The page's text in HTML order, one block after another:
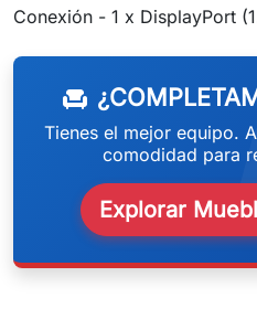
Conexión - 1 x DisplayPort
chair
Tienes el mejor equipo.
comodidad para
Explorar